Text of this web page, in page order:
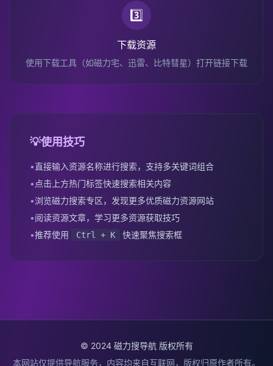
3️⃣
下载资源
使用下载工具（如磁力宅、迅雷、比特彗星）打开链接下载
💡使用技巧
•直接输入资源名称进行搜索，支持多关键词组合
• 点击上方热门标签快速搜索相关内容
•浏览磁力搜索专区，发现更多优质磁力资源网站
•阅读资源文章，学习更多资源获取技巧
•推荐使用 Ctrl + K 快速聚焦搜索框
© 2024 磁力搜导航 版权所有
本网站仅提供导航服务，内容均来自互联网，版权归原作者所有。